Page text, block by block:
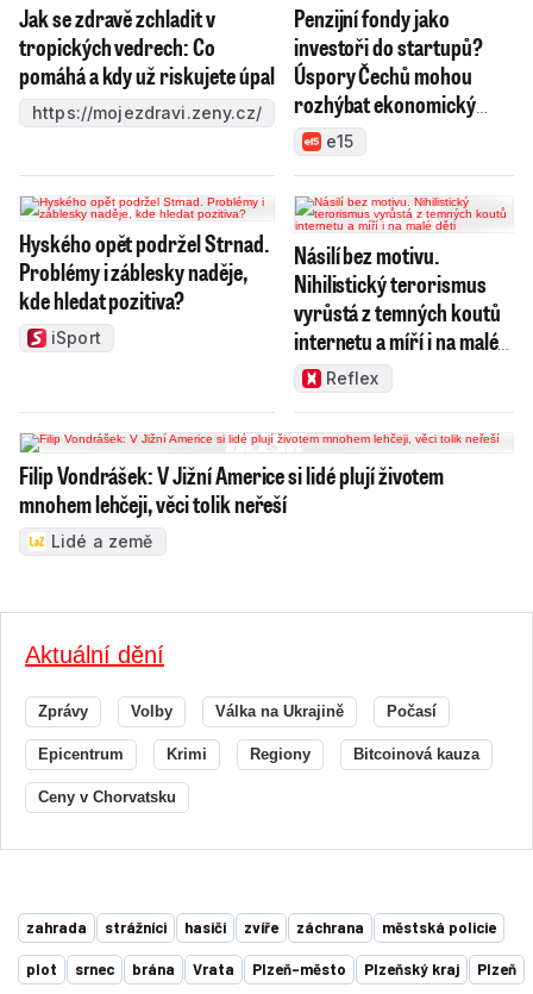
Jak se zdravě zchladit v
tropických vedrech: Co
pomáhá a kdy už riskujete úpal
https://mojezdravi.zeny.cz/
Penzijní fondy jako
investoři do startupů?
Úspory Čechů mohou
rozhýbat ekonomický
růste15
Hyského opět podržel Strnad.
Problémy i záblesky naděje,
kde hledat pozitiva?
iSport
Násilí bez motivu.
Nihilistický terorismus
vyrůstá z temných koutů
internetu a míří i na malé
dětiReflex
Filip Vondrášek: V Jižní Americe si lidé plují životem
mnohem lehčeji, věci tolik neřeší
Lidé a země
Aktuální dění
Zprávy Volby Válka na Ukrajině Počasí
Epicentrum Krimi Regiony Bitcoinová kauza
Ceny v Chorvatsku
zahrada strážníci hasiči zvíře záchrana městská policie
plot srnec brána Vrata Plzeň-město Plzeňský kraj Plzeň